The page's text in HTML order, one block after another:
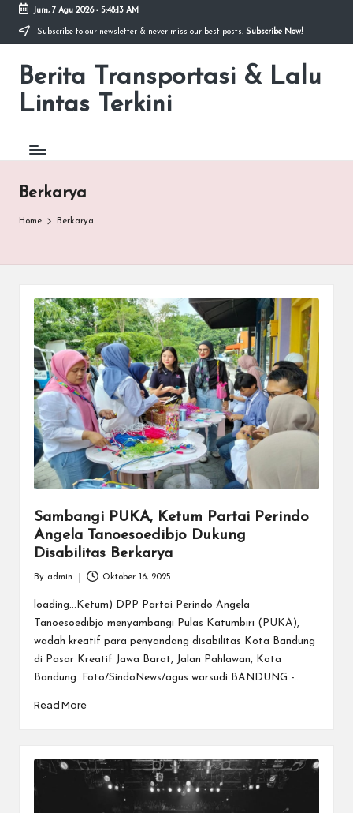
Skip
content
Jum, 7 Agu 2026- 5:48:13 AM
Subscribe to our newsletter & never miss our best posts. Subscribe Now!
Berita Transportasi & Lalu
Lintas Terkini
premancity.biz.id
Berkarya
Home Berkarya
Sambangi PUKA, Ketum Partai Perindo
Angela Tanoesoedibjo Dukung
Disabilitas Berkarya
by
By admin Oktober 16, 2025
loading...Ketum) DPP Partai Perindo Angela
Tanoesoedibjo menyambangi Pulas Katumbiri (PUKA),
wadah kreatif para penyandang disabilitas Kota Bandung
di Pasar Kreatif Jawa Barat, Jalan Pahlawan, Kota
Bandung. Foto/SindoNews/agus warsudi BANDUNG -…
Read More